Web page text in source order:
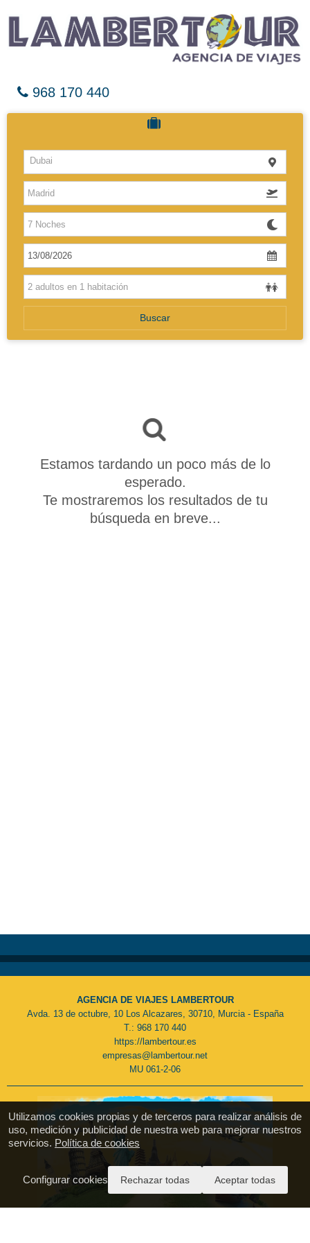
968 170 440
Hoteles
Vuelos
El Caribe
Europa
Africa
Utilizamos cookies propias y de terceros para realizar análisis de
uso, medición y publicidad de nuestra web para mejorar nuestros
servicios. Política de cookies
Configurar cookies Rechazar todas Aceptar todas
Dubai
Buscar
Estamos tardando un poco más de lo
esperado.
Te mostraremos los resultados de tu
búsqueda en breve...
AGENCIA DE VIAJES LAMBERTOUR
Avda. 13 de octubre, 10 Los Alcazares, 30710, Murcia - España
T.: 968 170 440
https://lambertour.es
empresas@lambertour.net
MU 061-2-06